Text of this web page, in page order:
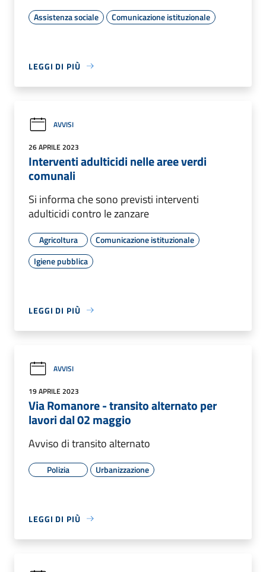
Assistenza sociale Comunicazione istituzionale
LEGGI DI PIÙ
AVVISI
26 APRILE 2023
Interventi adulticidi nelle aree verdi
comunali
Si informa che sono previsti interventi
adulticidi contro le zanzare
Agricoltura
Comunicazione istituzionale
Igiene pubblica
LEGGI DI PIÙ
AVVISI
19 APRILE 2023
Via Romanore - transito alternato per
lavori dal 02 maggio
Avviso di transito alternato
Polizia Urbanizzazione
LEGGI DI PIÙ